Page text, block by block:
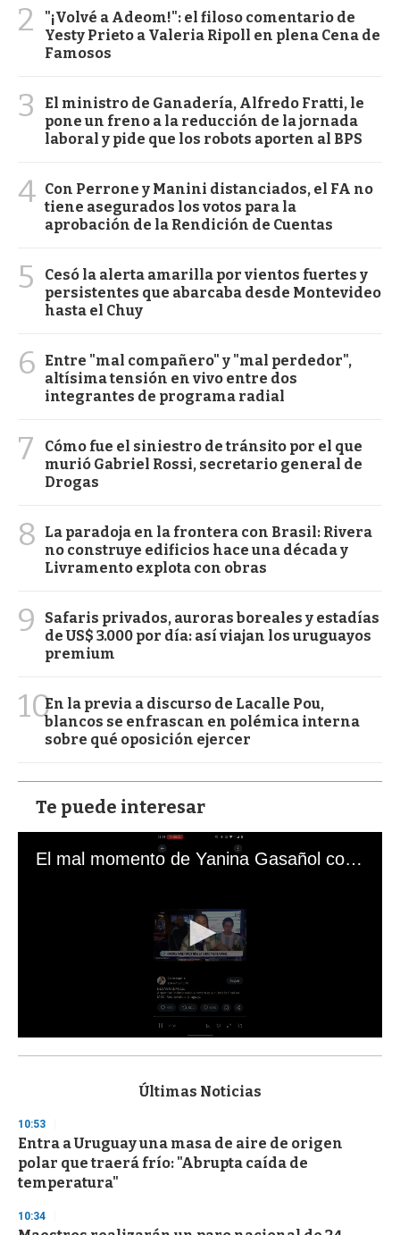
2
"¡Volvé a Adeom!": el filoso comentario de
Yesty Prieto a Valeria Ripoll en plena Cena de
Famosos
3
El ministro de Ganadería, Alfredo Fratti, le
pone un freno a la reducción de la jornada
laboral y pide que los robots aporten al BPS
4 Con Perrone y Manini distanciados, el FA no
tiene asegurados los votos para la
aprobación de la Rendición de Cuentas
5
Cesó la alerta amarilla por vientos fuertes y
persistentes que abarcaba desde Montevideo
hasta el Chuy
6
Entre "mal compañero" y "mal perdedor",
altísima tensión en vivo entre dos
integrantes de programa radial
7
Cómo fue el siniestro de tránsito por el que
murió Gabriel Rossi, secretario general de
Drogas
8
La paradoja en la frontera con Brasil: Rivera
no construye edificios hace una década y
Livramento explota con obras
9
Safaris privados, auroras boreales y estadías
de US$ 3.000 por día: así viajan los uruguayos
premium
10En la previa a discurso de Lacalle Pou,
blancos se enfrascan en polémica interna
sobre qué oposición ejercer
Te puede interesar
El mal momento de Yanina Gasañol con un hincha argentino en "Subrayado"
s
d
s
o
f
3
s
e
Últimas Noticias
10:53
Entra a Uruguay una masa de aire de origen
polar que traerá frío: "Abrupta caída de
temperatura"
10:34